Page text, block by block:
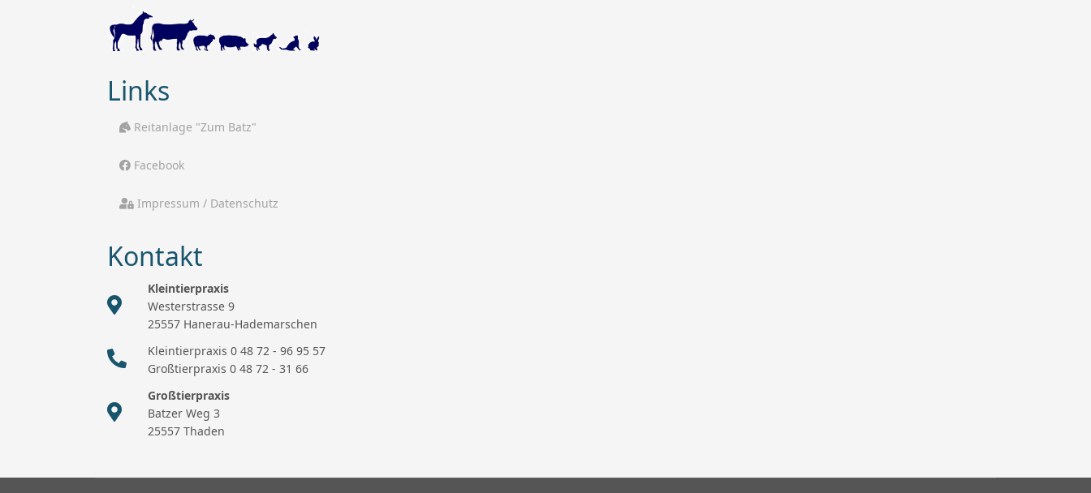
Links
Reitanlage "Zum Batz"
Facebook
Impressum / Datenschutz
Kontakt
Kleintierpraxis
Westerstrasse 9
25557 Hanerau-Hademarschen
Kleintierpraxis 0 48 72 - 96 95 57
Großtierpraxis 0 48 72 - 31 66
Großtierpraxis
Batzer Weg 3
25557 Thaden